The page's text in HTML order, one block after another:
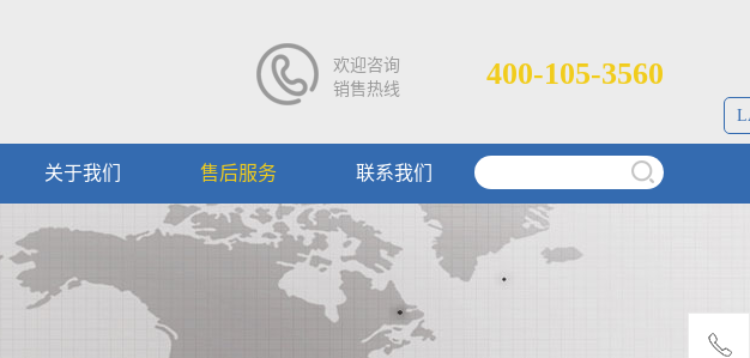
欢迎咨询
销售热线
400-105-3560
关于我们 售后服务 联系我们